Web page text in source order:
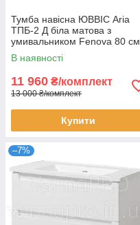
Тумба навісна ЮВВІС Aria
ТПБ-2 Д біла матова з
умивальником Fenova 80 см
В наявності
11 960 ₴/комплект
13 000 ₴/комплект
Купити
–7%